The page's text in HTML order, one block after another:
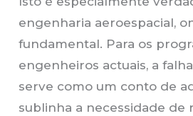
engenharia aeroespacial,
fundamental. Para os
engenheiros actuais, a
serve como um conto de
sublinha a necessidade de